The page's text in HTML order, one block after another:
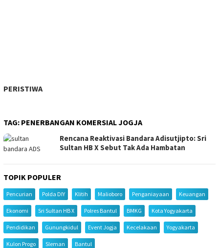
PERISTIWA
TAG: PENERBANGAN KOMERSIAL JOGJA
Rencana Reaktivasi Bandara Adisutjipto: Sri
Sultan HB X Sebut Tak Ada Hambatan
TOPIK POPULER
Pencurian Polda DIY Klitih Malioboro Penganiayaan Keuangan
Ekonomi Sri Sultan HB X Polres Bantul BMKG Kota Yogyakarta
Pendidikan Gunungkidul Event Jogja Kecelakaan Yogyakarta
Kulon Progo Sleman Bantul